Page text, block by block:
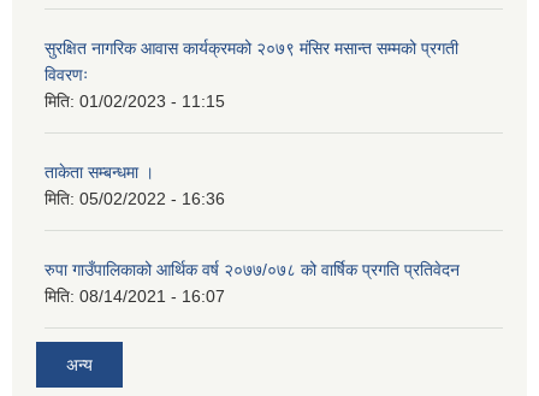
सुरक्षित नागरिक आवास कार्यक्रमको २०७९ मंसिर मसान्त सम्मको प्रगती
विवरणः
मिति: 01/02/2023 - 11:15
ताकेता सम्बन्धमा ।
मिति: 05/02/2022 - 16:36
रुपा गाउँपालिकाको आर्थिक वर्ष २०७७/०७८ को वार्षिक प्रगति प्रतिवेदन
मिति: 08/14/2021 - 16:07
अन्य